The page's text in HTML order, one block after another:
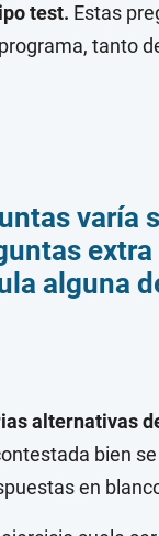
test. Estas
tanto
varía
alguna
alternativas
bien
en